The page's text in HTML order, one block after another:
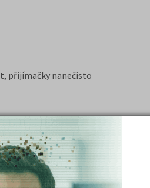
přijímačky nanečisto